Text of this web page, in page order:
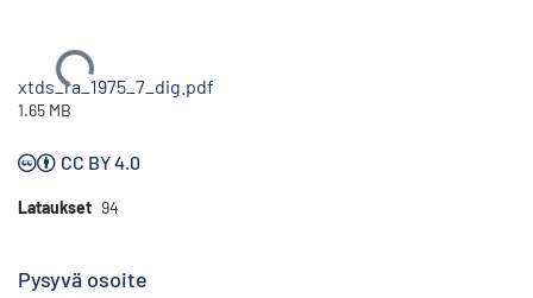
Ladataan...
xtds_ra_1975_7_dig.pdf
1.65 MB
CC BY 4.0
Lataukset 94
Pysyvä osoite